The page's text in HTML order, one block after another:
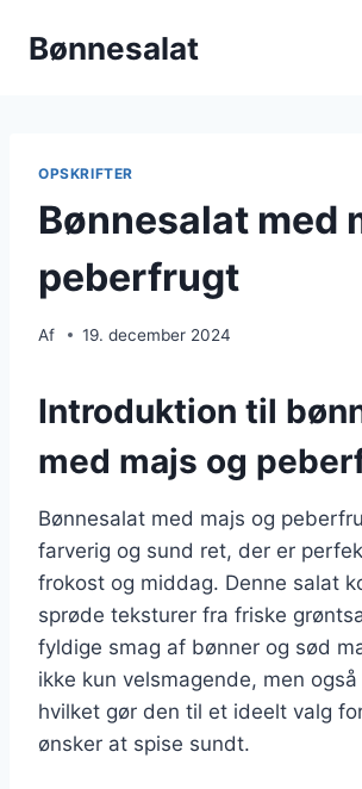
Bønnesalat
OPSKRIFTER
Bønnesalat med
peberfrugt
Af 19. december 2024
Introduktion til
med majs og
Bønnesalat med majs og
farverig og sund ret, der er
frokost og middag. Denne salat
sprøde teksturer fra friske
fyldige smag af bønner og sød
ikke kun velsmagende, men
hvilket gør den til et ideelt valg
ønsker at spise sundt.